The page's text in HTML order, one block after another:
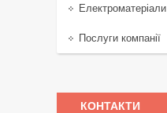
Електроматеріали
Послуги компанії
КОНТАКТИ